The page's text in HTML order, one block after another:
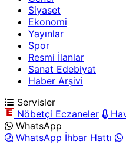
Siyaset
Ekonomi
Yayınlar
Spor
Resmi İlanlar
Sanat Edebiyat
Haber Arşivi
Servisler
Nöbetçi Eczaneler
WhatsApp
WhatsApp İhbar Hattı